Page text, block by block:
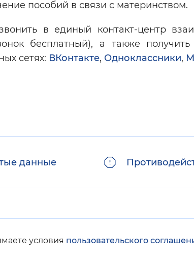
пособий в связи с материнством.
в единый контакт-центр
бесплатный), а также
сетях: ВКонтакте, Одноклассники,
условия пользовательского
данные